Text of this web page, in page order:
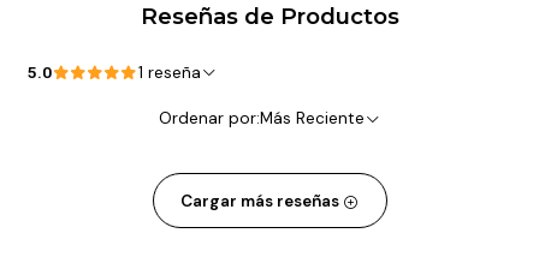
Reseñas de Productos
5.0 1 reseña
Ordenar por:Más Reciente
Cargar más reseñas